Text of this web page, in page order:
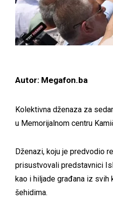
Autor: Megafon.ba
Kolektivna dženaza za
u Memorijalnom centru
Dženazi, koju je predvodio
prisustvovali predstavnici
kao i hiljade građana iz
šehidima.